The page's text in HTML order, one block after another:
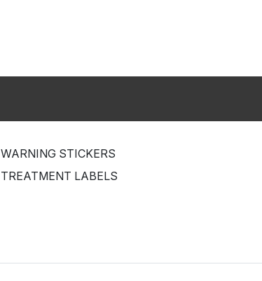
WARNING STICKERS
TREATMENT LABELS